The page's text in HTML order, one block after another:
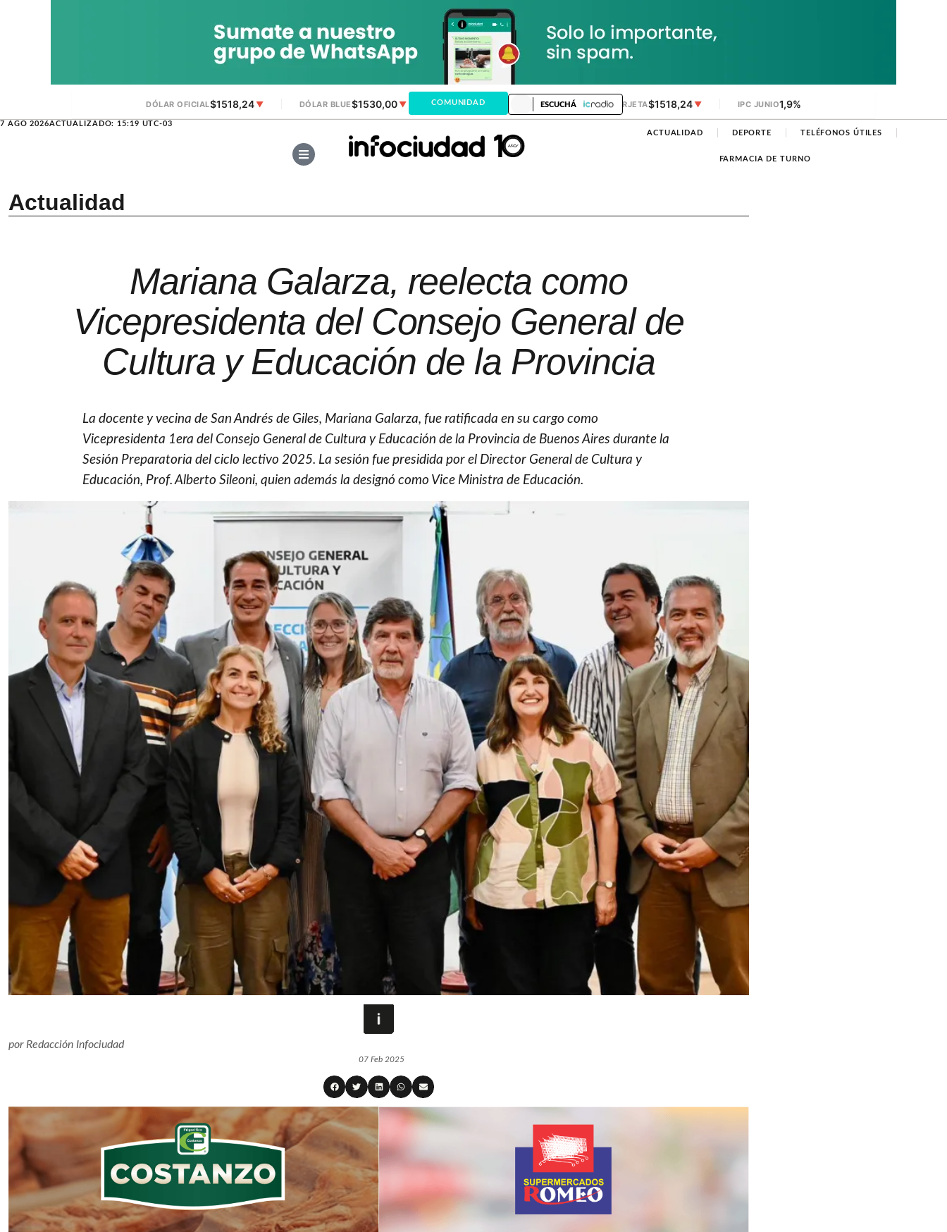
DÓLAR OFICIAL$1518,24▼ DÓLAR BLUE$1530,00▼ DÓLAR MEP ▼ DÓLAR TARJETA$1518,24▼ IPC JUNIO1,9%
7 AGO 2026ACTUALIZADO: 15:19 UTC-03
COMUNIDAD ESCUCHÁ
ACTUALIDAD DEPORTE TELÉFONOS ÚTILES
FARMACIA DE TURNO
Actualidad
Mariana Galarza, reelecta como
Vicepresidenta del Consejo General de
Cultura y Educación de la Provincia
La docente y vecina de San Andrés de Giles, Mariana Galarza, fue ratificada en su cargo como
Vicepresidenta 1era del Consejo General de Cultura y Educación de la Provincia de Buenos Aires durante la
Sesión Preparatoria del ciclo lectivo 2025. La sesión fue presidida por el Director General de Cultura y
Educación, Prof. Alberto Sileoni, quien además la designó como Vice Ministra de Educación.
porRedacción Infociudad
07 Feb 2025